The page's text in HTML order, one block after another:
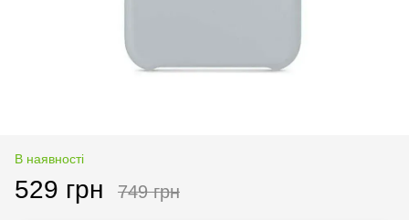
В наявності
529 грн 749 грн